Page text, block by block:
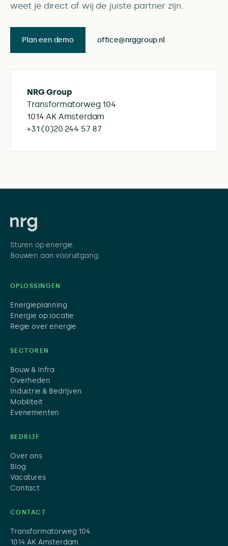
weet je direct of wij de juiste partner zijn.
Plan een demo office@nrggroup.nl
NRG Group
Transformatorweg 104
1014 AK Amsterdam
+31 (0)20 244 57 87
Sturen op energie.
Bouwen aan vooruitgang.
OPLOSSINGEN
Energieplanning
Energie op locatie
Regie over energie
SECTOREN
Bouw & Infra
Overheden
Industrie & Bedrijven
Mobiliteit
Evenementen
BEDRIJF
Over ons
Blog
Vacatures
Contact
CONTACT
Transformatorweg 104
1014 AK Amsterdam